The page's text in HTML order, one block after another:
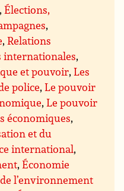
,Élections,
,
,Relations
internationales,
et pouvoir,Les
police,Le pouvoir
,Le pouvoir
économiques,
et du
international,
,Économie
l’environnement